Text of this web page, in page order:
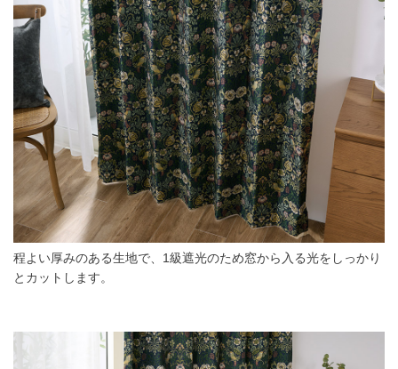
程よい厚みのある生地で、1級遮光のため窓から入る光をしっかり
とカットします。